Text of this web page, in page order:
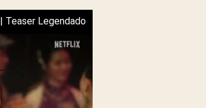
Teaser Legendado